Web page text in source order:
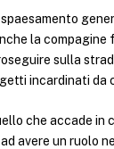
la
sulla
incardinati da
che accade in
avere un ruolo